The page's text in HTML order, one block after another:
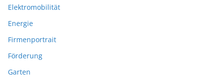
Elektromobilität
Energie
Firmenportrait
Förderung
Garten